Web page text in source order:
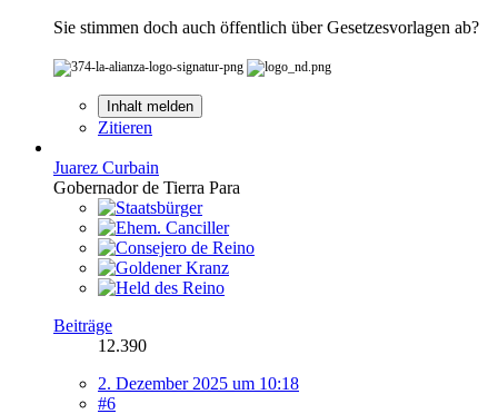
Sie stimmen doch auch öffentlich über Gesetzesvorlagen ab?
Inhalt melden
Zitieren
Juarez Curbain
Gobernador de Tierra Para
Beiträge
12.390
2. Dezember 2025 um 10:18
#6